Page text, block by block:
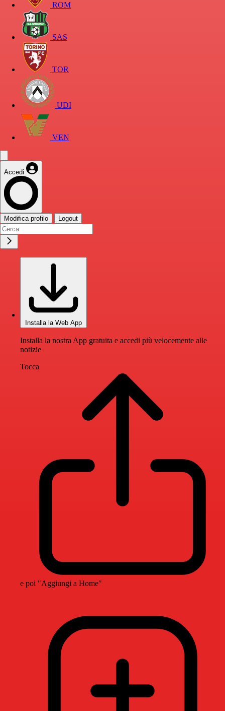
ROM
SAS
TOR
UDI
VEN
Accedi
Modifica profilo Logout
Installa la Web App
Installa la nostra App gratuita e accedi più velocemente alle
notizie
Tocca
e poi "Aggiungi a Home"